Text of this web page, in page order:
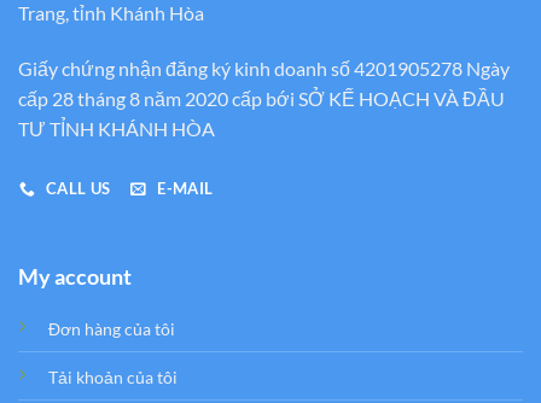
Trang, tỉnh Khánh Hòa
Giấy chứng nhận đăng ký kinh doanh số 4201905278 Ngày
cấp 28 tháng 8 năm 2020 cấp bới SỞ KẾ HOẠCH VÀ ĐẦU
TƯ TỈNH KHÁNH HÒA
CALL US E-MAIL
My account
Đơn hàng của tôi
Tải khoản của tôi